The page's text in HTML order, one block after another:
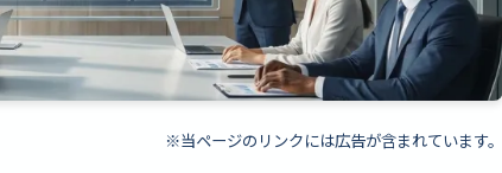
※当ページのリンクには広告が含まれています。